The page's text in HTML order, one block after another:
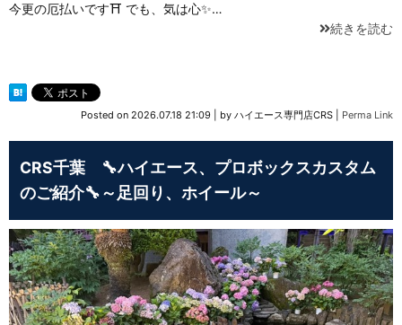
今更の厄払いです⛩ でも、気は心✨…
続きを読む
Posted on 2026.07.18 21:09 by ハイエース専門店CRS Perma Link
CRS千葉 🔧ハイエース、プロボックスカスタム
のご紹介🔧～足回り、ホイール～